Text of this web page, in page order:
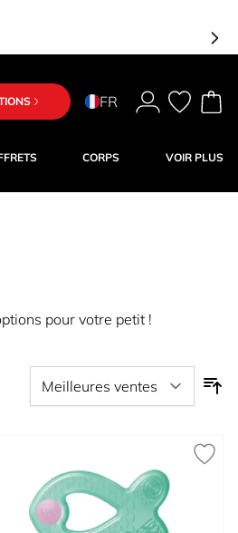
FR
CORPS VOIR PLUS
pour votre petit !